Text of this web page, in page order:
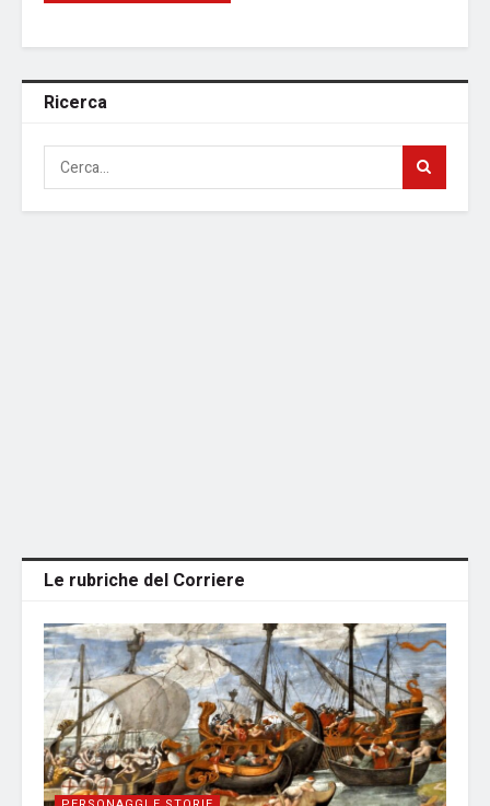
Ricerca
Le rubriche del Corriere